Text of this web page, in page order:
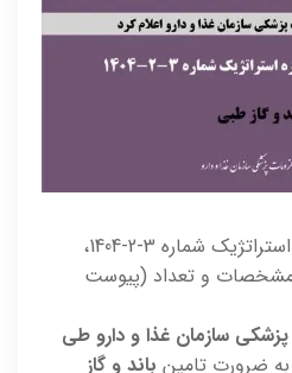
فراخوان عمومی تامین ذخیره استراتژیک شماره 3-2-1404،
مشخصات و تعداد (پیوست
سازمان غذا و دارو طی
به ضرورت تامین باند و گاز